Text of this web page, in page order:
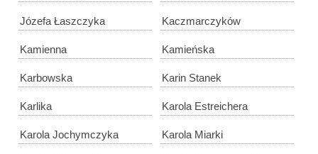
Józefa Łaszczyka Kaczmarczyków
Kamienna Kamieńska
Karbowska Karin Stanek
Karlika Karola Estreichera
Karola Jochymczyka Karola Miarki